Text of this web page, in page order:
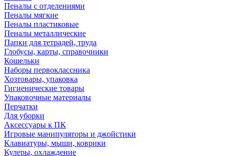
Пеналы с отделениями
Пеналы мягкие
Пеналы пластиковые
Пеналы металлические
Папки для тетрадей, труда
Глобусы, карты, справочники
Кошельки
Наборы первоклассника
Хозтовары, упаковка
Гигиенические товары
Упаковочные материалы
Перчатки
Для уборки
Аксессуары к ПК
Игровые манипуляторы и джойстики
Клавиатуры, мыши, коврики
Кулеры, охлаждение